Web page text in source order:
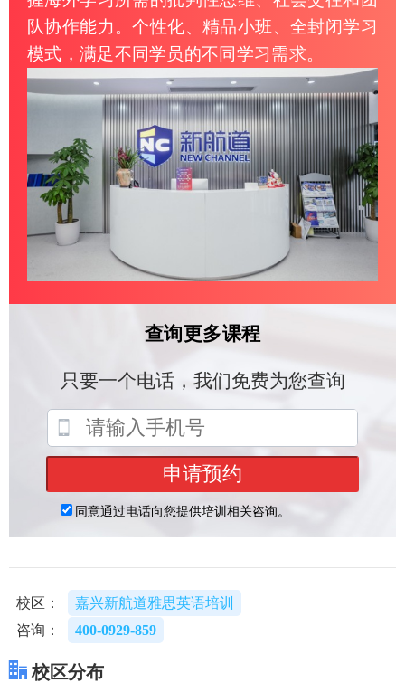
队协作能力。个性化、精品小班、全封闭学习
模式，满足不同学员的不同学习需求。
校区：
嘉兴新航道雅思英语培训
咨询：
400-0929-859
校区分布